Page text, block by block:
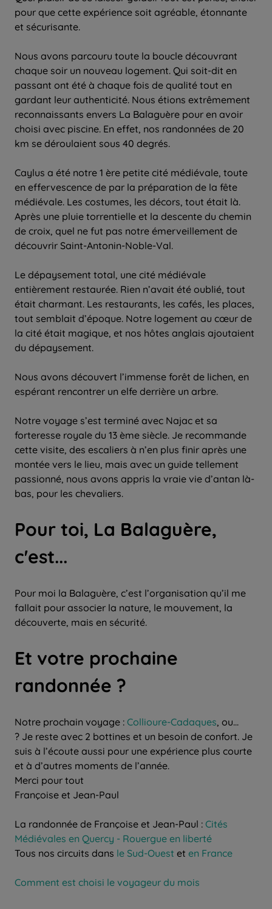
pour que cette expérience soit agréable, étonnante
et sécurisante.
Nous avons parcouru toute la boucle découvrant
chaque soir un nouveau logement. Qui soit-dit en
passant ont été à chaque fois de qualité tout en
gardant leur authenticité. Nous étions extrêmement
reconnaissants envers La Balaguère pour en avoir
choisi avec piscine. En effet, nos randonnées de 20
km se déroulaient sous 40 degrés.
Caylus a été notre 1 ère petite cité médiévale, toute
en effervescence de par la préparation de la fête
médiévale. Les costumes, les décors, tout était là.
Après une pluie torrentielle et la descente du chemin
de croix, quel ne fut pas notre émerveillement de
découvrir Saint-Antonin-Noble-Val.
Le dépaysement total, une cité médiévale
entièrement restaurée. Rien n’avait été oublié, tout
était charmant. Les restaurants, les cafés, les places,
tout semblait d’époque. Notre logement au cœur de
la cité était magique, et nos hôtes anglais ajoutaient
du dépaysement.
Nous avons découvert l’immense forêt de lichen, en
espérant rencontrer un elfe derrière un arbre.
Notre voyage s’est terminé avec Najac et sa
forteresse royale du 13 ème siècle. Je recommande
cette visite, des escaliers à n’en plus finir après une
montée vers le lieu, mais avec un guide tellement
passionné, nous avons appris la vraie vie d’antan là-
bas, pour les chevaliers.
Pour toi, La Balaguère,
c'est...
Pour moi la Balaguère, c’est l’organisation qu’il me
fallait pour associer la nature, le mouvement, la
découverte, mais en sécurité.
Et votre prochaine
randonnée ?
Notre prochain voyage : Collioure-Cadaques, ou...
? Je reste avec 2 bottines et un besoin de confort. Je
suis à l’écoute aussi pour une expérience plus courte
et à d’autres moments de l’année.
Merci pour tout
Françoise et Jean-Paul
La randonnée de Françoise et Jean-Paul : Cités
Médiévales en Quercy - Rouergue en liberté
Tous nos circuits dans le Sud-Ouest et en France
Comment est choisi le voyageur du mois